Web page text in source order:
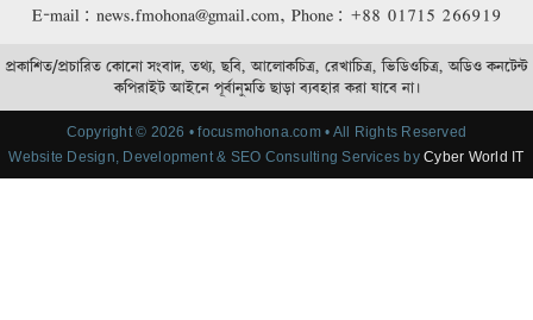
E-mail: news.fmohona@gmail.com, Phone: +88 01715 266919
প্রকাশিত/প্রচারিত কোনো সংবাদ, তথ্য, ছবি, আলোকচিত্র, রেখাচিত্র, ভিডিওচিত্র, অডিও কনটেন্ট
কপিরাইট আইনে পূর্বানুমতি ছাড়া ব্যবহার করা যাবে না।
Copyright © 2026 • focusmohona.com • All Rights Reserved
Website Design, Development & SEO Consulting Services byCyber World IT